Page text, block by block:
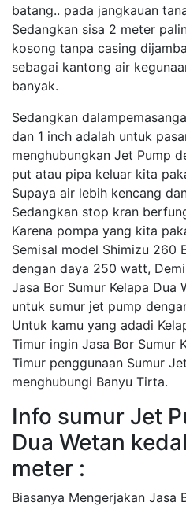
batang.. pada jangkauan
Sedangkan sisa 2 meter
kosong tanpa casing
sebagai kantong air
banyak.
Sedangkan
dan 1 inch adalah untuk
menghubungkan Jet Pump
put atau pipa keluar kita
Supaya air lebih kencang
Sedangkan stop kran
Karena pompa yang kita
Semisal model Shimizu 260
dengan daya 250 watt,
Jasa Bor Sumur Kelapa Dua
untuk sumur jet pump
Untuk kamu yang adadi
Timur ingin Jasa Bor Sumur
Timur penggunaan Sumur
menghubungi Banyu Tirta.
Info sumur Jet
Dua Wetan
meter :
Biasanya Mengerjakan Jasa